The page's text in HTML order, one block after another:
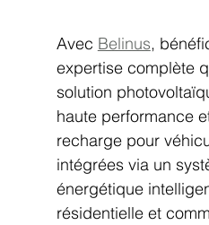
Avec Belinus,
expertise complète
solution
haute performance
recharge pour
intégrées via un
énergétique
résidentielle et